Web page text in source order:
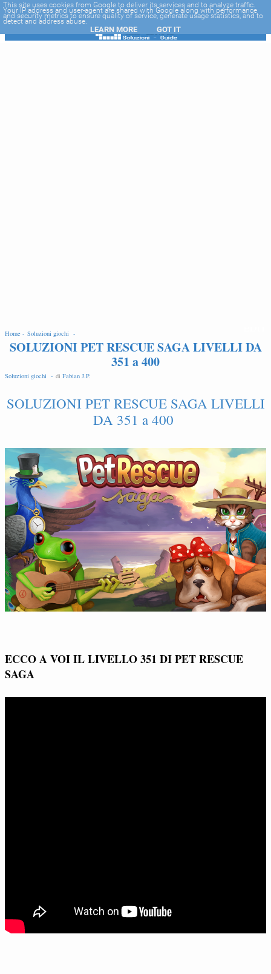
-->
Home - Soluzioni giochi -
SOLUZIONI PET RESCUE SAGA LIVELLI DA
351 a 400
Soluzioni giochi - di Fabian J.P.
SOLUZIONI PET RESCUE SAGA LIVELLI
DA 351 a 400
ECCO A VOI IL LIVELLO 351 DI PET RESCUE
SAGA
This site uses cookies from Google to deliver its services and to analyze traffic.
Your IP address and user-agent are shared with Google along with performance
and security metrics to ensure quality of service, generate usage statistics, and to
detect and address abuse.
LEARN MORE GOT IT